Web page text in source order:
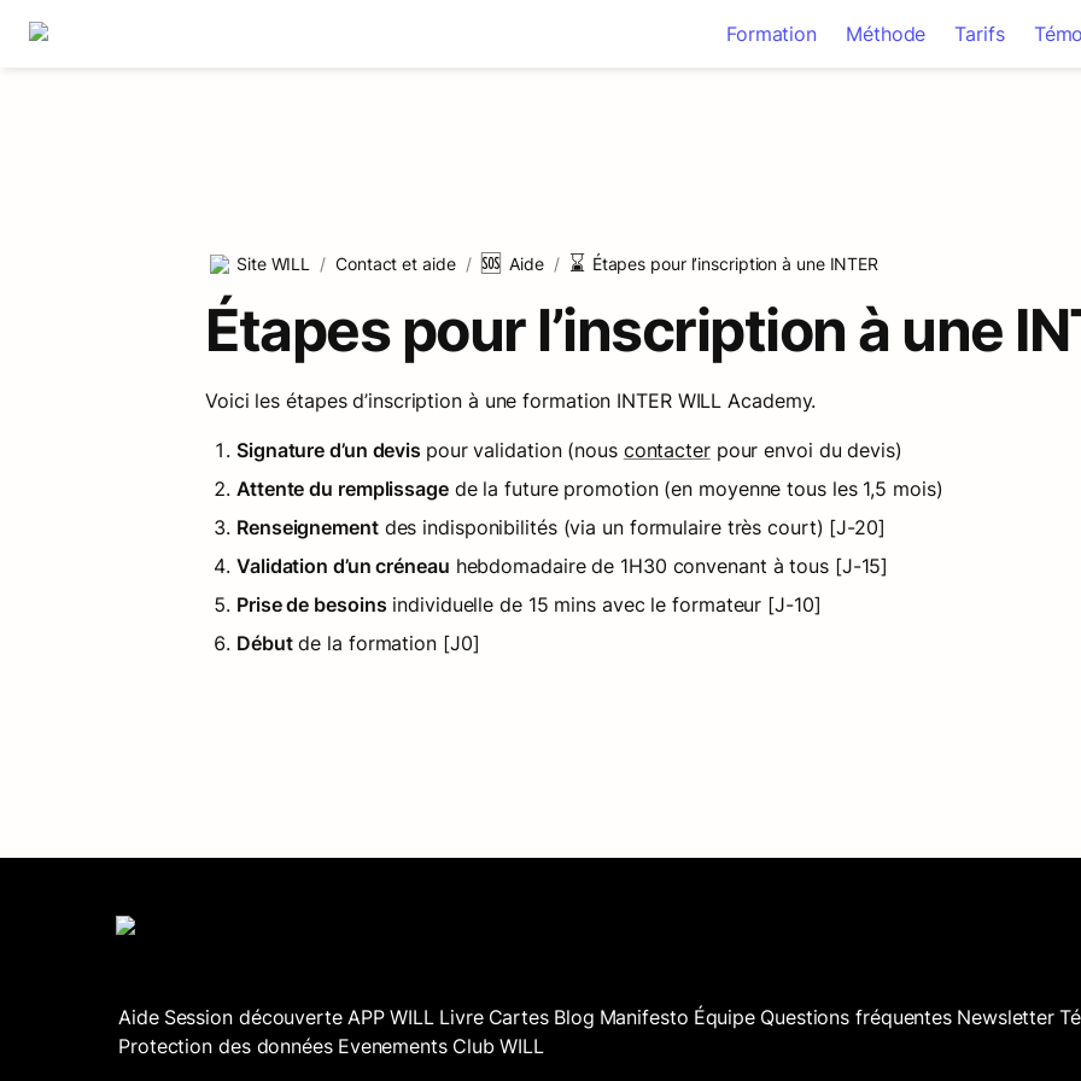
Formation Méthode Tarifs
Site WILL / Contact et aide / 🆘 Aide / ⌛ Étapes pour l’inscription à une INTER
Étapes pour l’inscription à une
Voici les étapes d’inscription à une formation INTER WILL Academy.
Signature d’un devis pour validation (nous contacter pour envoi du devis)
Attente du remplissage de la future promotion (en moyenne tous les 1,5 mois)
Renseignement des indisponibilités (via un formulaire très court) [J-20]
Validation d’un créneau hebdomadaire de 1H30 convenant à tous [J-15]
Prise de besoins individuelle de 15 mins avec le formateur [J-10]
Début de la formation [J0]
Aide Session découverte APP WILL Livre Cartes Blog Manifesto Équipe Questions fréquentes Newsletter
Protection des données Evenements Club WILL